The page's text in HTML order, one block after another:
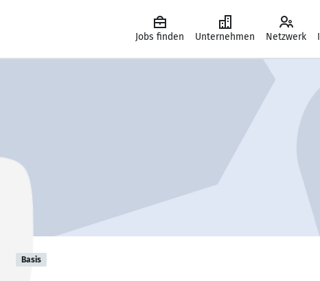
Jobs finden Unternehmen Netzwerk
Basis